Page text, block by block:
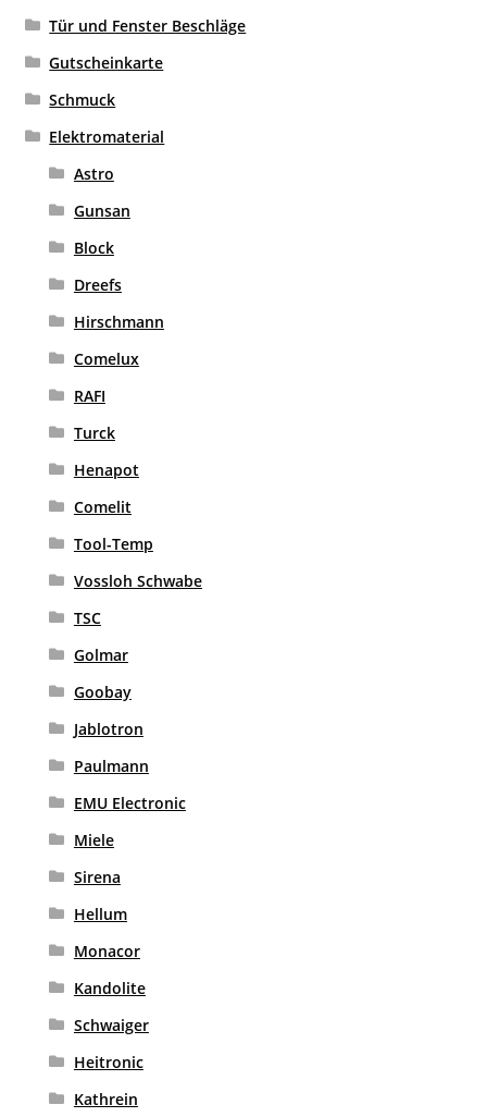
Tür und Fenster Beschläge
Gutscheinkarte
Schmuck
Elektromaterial
Astro
Gunsan
Block
Dreefs
Hirschmann
Comelux
RAFI
Turck
Henapot
Comelit
Tool-Temp
Vossloh Schwabe
TSC
Golmar
Goobay
Jablotron
Paulmann
EMU Electronic
Miele
Sirena
Hellum
Monacor
Kandolite
Schwaiger
Heitronic
Kathrein